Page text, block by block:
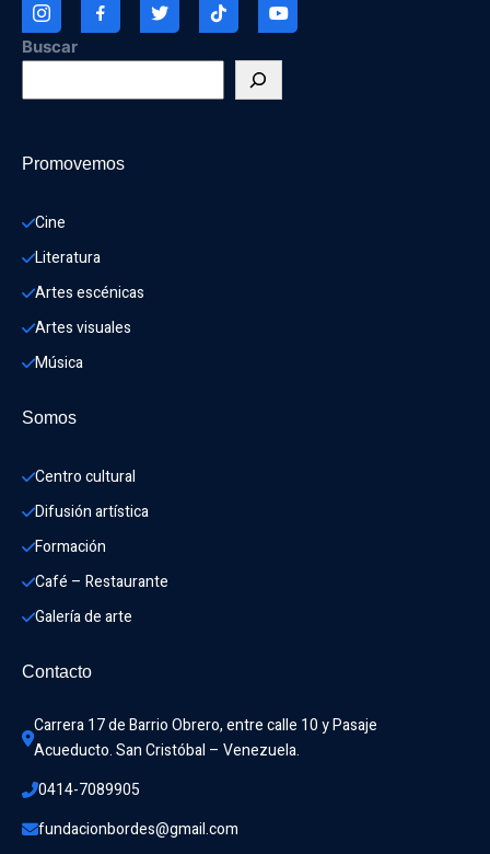
Buscar
Promovemos
Cine
Literatura
Artes escénicas
Artes visuales
Música
Somos
Centro cultural
Difusión artística
Formación
Café – Restaurante
Galería de arte
Contacto
Carrera 17 de Barrio Obrero, entre calle 10 y Pasaje
Acueducto. San Cristóbal – Venezuela.
0414-7089905
fundacionbordes@gmail.com